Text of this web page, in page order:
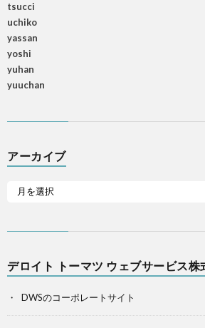
tsucci
uchiko
yassan
yoshi
yuhan
yuuchan
アーカイブ
デロイト トーマツ ウェブサービス株
DWSのコーポレートサイト